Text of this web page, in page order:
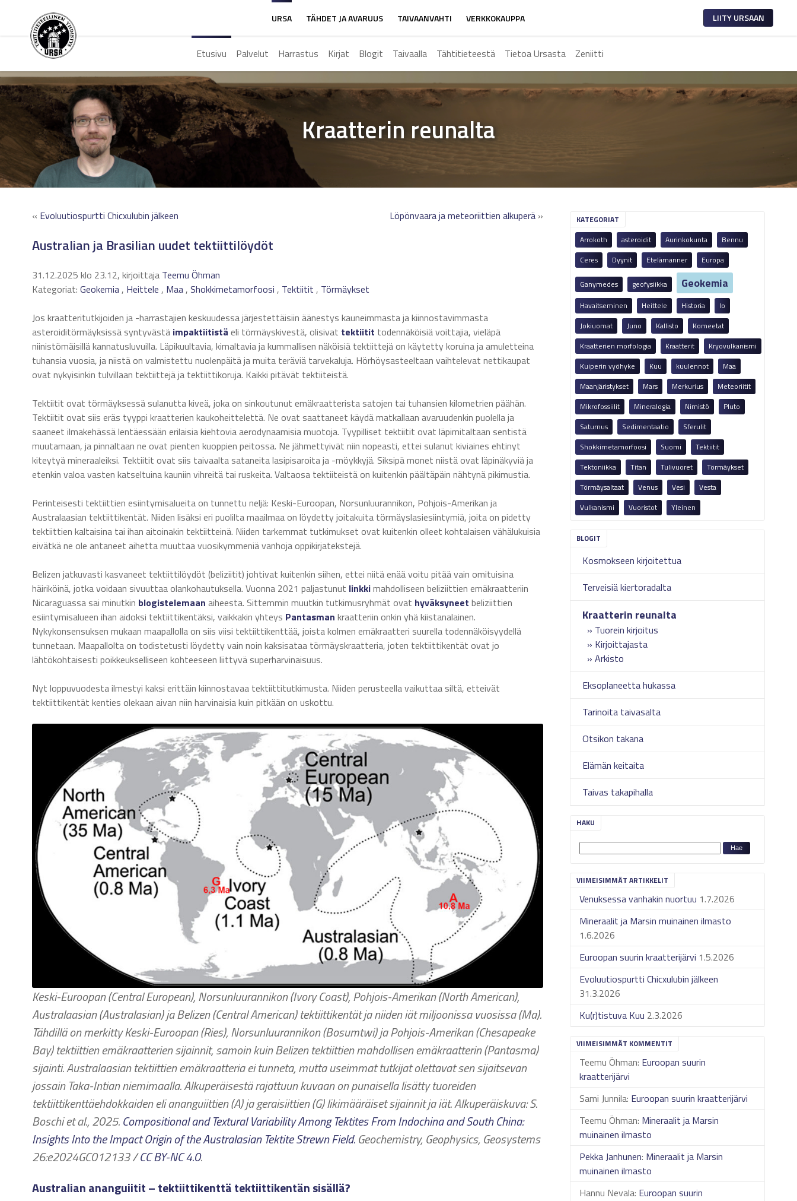
LIITY URSAAN
URSA TÄHDET JA AVARUUS TAIVAANVAHTI VERKKOKAUPPA
Etusivu Palvelut Harrastus Kirjat Blogit Taivaalla Tähtitieteestä Tietoa Ursasta Zeniitti
Kraatterin reunalta
KATEGORIAT
Arrokoth
asteroidit Aurinkokunta
Bennu
Ceres
Dyynit Etelämanner Europa
Ganymedes geofysiikka Geokemia
Havaitseminen Heittele Historia
Io
Jokiuomat
Juno Kallisto
Komeetat
Kraatterien morfologia
Kraatterit
Kryovulkanismi
Kuiperin vyöhyke
Kuu kuulennot
Maa
Maanjäristykset
Mars Merkurius
Meteoriitit
Mikrofossiilit
Mineralogia Nimistö
Pluto
Saturnus
Sedimentaatio
Sferulit
Shokkimetamorfoosi
Suomi
Tektiitit
Tektoniikka
Titan Tulivuoret
Törmäykset
Törmäysaltaat
Venus Vesi
Vesta
Vulkanismi
Vuoristot Yleinen
Kosmokseen kirjoitettua
Terveisiä kiertoradalta
Kraatterin reunalta
Tuorein kirjoitus
Kirjoittajasta
Arkisto
Eksoplaneetta hukassa
Tarinoita taivasalta
Otsikon takana
Elämän keitaita
Taivas takapihalla
HAKU
VIIMEISIMMÄT ARTIKKELIT
Venuksessa vanhakin nuortuu 1.7.2026
Mineraalit ja Marsin muinainen ilmasto
1.6.2026
Euroopan suurin kraatterijärvi 1.5.2026
Evoluutiospurtti Chicxulubin jälkeen
31.3.2026
Ku(r)tistuva Kuu 2.3.2026
VIIMEISIMMÄT KOMMENTIT
Teemu Öhman: Euroopan suurin
kraatterijärvi
Sami Junnila: Euroopan suurin kraatterijärvi
Teemu Öhman: Mineraalit ja Marsin
muinainen ilmasto
Pekka Janhunen: Mineraalit ja Marsin
muinainen ilmasto
Hannu Nevala: Euroopan suurin
« Evoluutiospurtti Chicxulubin jälkeen Löpönvaara ja meteoriittien alkuperä »
Australian ja Brasilian uudet tektiittilöydöt
31.12.2025 klo 23.12, kirjoittaja Teemu Öhman
Kategoriat: Geokemia, Heittele , Maa, Shokkimetamorfoosi , Tektiitit , Törmäykset
Jos kraatteritutkijoiden ja -harrastajien keskuudessa järjestettäisiin äänestys kauneimmasta ja kiinnostavimmasta
asteroiditörmäyksissä syntyvästä impaktiitistä eli törmäyskivestä, olisivat tektiitit todennäköisiä voittajia, vieläpä
niinistömäisillä kannatusluvuilla. Läpikuultavia, kimaltavia ja kummallisen näköisiä tektiittejä on käytetty koruina ja amuletteina
tuhansia vuosia, ja niistä on valmistettu nuolenpäitä ja muita teräviä tarvekaluja. Hörhöysasteeltaan vaihtelevat nettikaupat
ovat nykyisinkin tulvillaan tektiittejä ja tektiittikoruja. Kaikki pitävät tektiiteistä.
Tektiitit ovat törmäyksessä sulanutta kiveä, joka on sinkoutunut emäkraatterista satojen tai tuhansien kilometrien päähän.
Tektiitit ovat siis eräs tyyppi kraatterien kaukoheittelettä. Ne ovat saattaneet käydä matkallaan avaruudenkin puolella ja
saaneet ilmakehässä lentäessään erilaisia kiehtovia aerodynaamisia muotoja. Tyypilliset tektiitit ovat läpimitaltaan sentistä
muutamaan, ja pinnaltaan ne ovat pienten kuoppien peitossa. Ne jähmettyivät niin nopeasti, ettei sulanut kiviaines ehtinyt
kiteytyä mineraaleiksi. Tektiitit ovat siis taivaalta sataneita lasipisaroita ja -möykkyjä. Siksipä monet niistä ovat läpinäkyviä ja
etenkin valoa vasten katseltuina kauniin vihreitä tai ruskeita. Valtaosa tektiiteistä on kuitenkin päältäpäin nähtynä pikimustia.
Perinteisesti tektiittien esiintymisalueita on tunnettu neljä: Keski-Euroopan, Norsunluurannikon, Pohjois-Amerikan ja
Australaasian tektiittikentät. Niiden lisäksi eri puolilta maailmaa on löydetty joitakuita törmäyslasiesiintymiä, joita on pidetty
tektiittien kaltaisina tai ihan aitoinakin tektiitteinä. Niiden tarkemmat tutkimukset ovat kuitenkin olleet kohtalaisen vähälukuisia
eivätkä ne ole antaneet aihetta muuttaa vuosikymmeniä vanhoja oppikirjatekstejä.
Belizen jatkuvasti kasvaneet tektiittilöydöt (beliziitit) johtivat kuitenkin siihen, ettei niitä enää voitu pitää vain omituisina
häiriköinä, jotka voidaan sivuuttaa olankohautuksella. Vuonna 2021 paljastunut linkkimahdolliseen beliziittien emäkraatteriin
Nicaraguassa sai minutkin blogistelemaan aiheesta. Sittemmin muutkin tutkimusryhmät ovat hyväksyneet beliziittien
esiintymisalueen ihan aidoksi tektiittikentäksi, vaikkakin yhteys Pantasman kraatteriin onkin yhä kiistanalainen.
Nykykonsensuksen mukaan maapallolla on siis viisi tektiittikenttää, joista kolmen emäkraatteri suurella todennäköisyydellä
tunnetaan. Maapallolta on todistetusti löydetty vain noin kaksisataa törmäyskraatteria, joten tektiittikentät ovat jo
lähtökohtaisesti poikkeukselliseen kohteeseen liittyvä superharvinaisuus.
Nyt loppuvuodesta ilmestyi kaksi erittäin kiinnostavaa tektiittitutkimusta. Niiden perusteella vaikuttaa siltä, etteivät
tektiittikentät kenties olekaan aivan niin harvinaisia kuin pitkään on uskottu.
Keski-Euroopan (Central European), Norsunluurannikon (Ivory Coast), Pohjois-Amerikan (North American),
Australaasian (Australasian) ja Belizen (Central American) tektiittikentät ja niiden iät miljoonissa vuosissa (Ma).
Tähdillä on merkitty Keski-Euroopan (Ries), Norsunluurannikon (Bosumtwi) ja Pohjois-Amerikan (Chesapeake
Bay) tektiittien emäkraatterien sijainnit, samoin kuin Belizen tektiittien mahdollisen emäkraatterin (Pantasma)
sijainti. Australaasian tektiittien emäkraatteria ei tunneta, mutta useimmat tutkijat olettavat sen sijaitsevan
jossain Taka-Intian niemimaalla. Alkuperäisestä rajattuun kuvaan on punaisella lisätty tuoreiden
tektiittikenttäehdokkaiden eli ananguiittien (A) jageraisiittien (G)likimääräiset sijainnit ja iät. Alkuperäiskuva: S.
Boschi et al., 2025.Compositional and Textural Variability Among Tektites From Indochina and South China:
Insights Into the Impact Origin of the Australasian Tektite Strewn Field.Geochemistry, Geophysics, Geosystems
26:e2024GC012133 /CC BY-NC 4.0.
Australian ananguiitit – tektiittikenttä tektiittikentän sisällä?